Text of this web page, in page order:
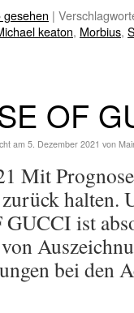
gesehen |
keaton, Morbius,
OF
am 5. Dezember 2021 von
Mit
halten.
ist
bei den